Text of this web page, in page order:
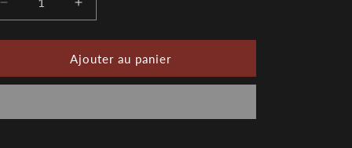
Réduire
la
quantité
Couteau
japonais
Augmenter
la
quantité
de
Couteau
japonais
Ajouter au panier